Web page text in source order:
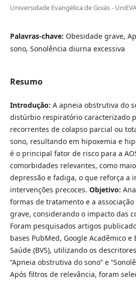
Universidade Evangélica de Goiás -
Palavras-chave: Obesidade grave,
sono, Sonolência diurna excessiva
Resumo
Introdução: A apneia obstrutiva do
distúrbio respiratório caracterizado
recorrentes de colapso parcial ou
sono, resultando em hipoxemia e
é o principal fator de risco para a
comorbidades relevantes, como
depressão e fadiga, o que reforça a
intervenções precoces. Objetivo:
formas de tratamento e a
grave, considerando o impacto das
Foram pesquisados artigos
bases PubMed, Google Acadêmico
Saúde (BVS), utilizando os
“Apneia obstrutiva do sono” e
Após filtros de relevância, foram